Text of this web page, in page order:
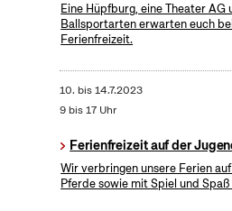
Eine Hüpfburg, eine Theater AG
Ballsportarten erwarten euch
Ferienfreizeit.
10. bis14.7.2023
9 bis 17 Uhr
Ferienfreizeit auf der
Wir verbringen unsere Ferien
Pferde sowie mit Spiel und